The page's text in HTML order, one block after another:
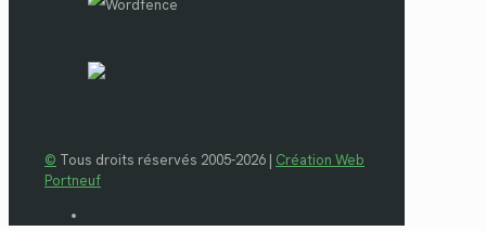
© Tous droits réservés 2005-2026 | Création Web
Portneuf